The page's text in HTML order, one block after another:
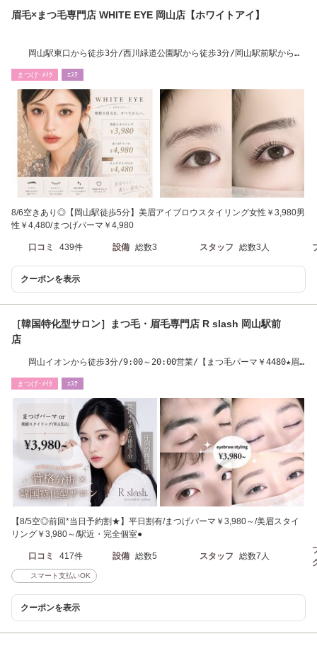
眉毛×まつ毛専門店 WHITE EYE 岡山店【ホワイトアイ】
岡山駅東口から徒歩3分/西川緑道公園駅から徒歩3分/岡山駅前駅から徒
まつげ･ﾒｲｸ ｴｽﾃ
8/6空きあり◎【岡山駅徒歩5分】美眉アイブロウスタイリング女性￥3,980男
性￥4,480/まつげパーマ￥4,980
口コミ 439件 設備 総数3 スタッフ 総数3人
クーポンを表示
［韓国特化型サロン］まつ毛・眉毛専門店 R slash 岡山駅前
店
岡山イオンから徒歩3分/9:00～20:00営業/【まつ毛パーマ￥4480★眉
まつげ･ﾒｲｸ ｴｽﾃ
【8/5空◎前回*当日予約割★】平日割有/まつげパーマ￥3,980～/美眉スタイ
リング￥3,980～/駅近・完全個室●
口コミ 417件 設備 総数5 スタッフ 総数7人
スマート支払いOK
クーポンを表示